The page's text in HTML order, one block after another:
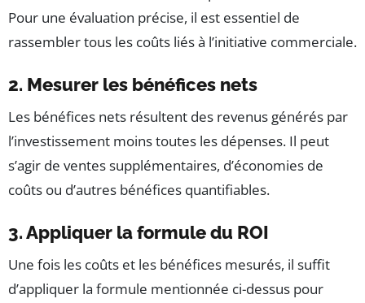
Pour une évaluation précise, il est essentiel de
rassembler tous les coûts liés à l’initiative commerciale.
2. Mesurer les bénéfices nets
Les bénéfices nets résultent des revenus générés par
l’investissement moins toutes les dépenses. Il peut
s’agir de ventes supplémentaires, d’économies de
coûts ou d’autres bénéfices quantifiables.
3. Appliquer la formule du ROI
Une fois les coûts et les bénéfices mesurés, il suffit
d’appliquer la formule mentionnée ci-dessus pour